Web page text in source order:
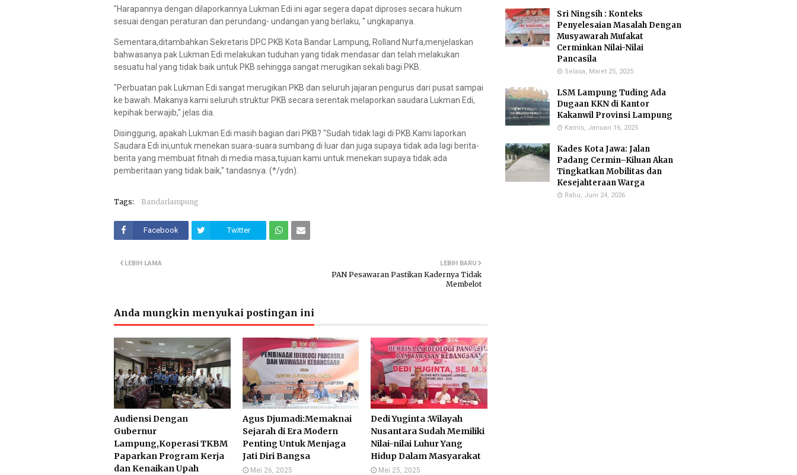
"Harapannya dengan dilaporkannya Lukman Edi ini agar segera dapat diproses secara hukum
sesuai dengan peraturan dan perundang- undangan yang berlaku, " ungkapanya.
Sementara,ditambahkan Sekretaris DPC PKB Kota Bandar Lampung, Rolland Nurfa,menjelaskan
bahwasanya pak Lukman Edi melakukan tuduhan yang tidak mendasar dan telah melakukan
sesuatu hal yang tidak baik untuk PKB sehingga sangat merugikan sekali bagi PKB.
"Perbuatan pak Lukman Edi sangat merugikan PKB dan seluruh jajaran pengurus dari pusat sampai
ke bawah. Makanya kami seluruh struktur PKB secara serentak melaporkan saudara Lukman Edi,
kepihak berwajib," jelas dia.
Disinggung, apakah Lukman Edi masih bagian dari PKB? "Sudah tidak lagi di PKB.Kami laporkan
Saudara Edi ini,untuk menekan suara-suara sumbang di luar dan juga supaya tidak ada lagi berita-
berita yang membuat fitnah di media masa,tujuan kami untuk menekan supaya tidak ada
pemberitaan yang tidak baik," tandasnya. (*/ydn).
Tags: Bandarlampung
Facebook Twitter
LEBIH BARU
PAN Pesawaran Pastikan Kadernya Tidak
Membelot
LEBIH LAMA
Anda mungkin menyukai postingan ini
Audiensi Dengan
Gubernur
Lampung,Koperasi TKBM
Paparkan Program Kerja
dan Kenaikan Upah
Agus Djumadi:Memaknai
Sejarah di Era Modern
Penting Untuk Menjaga
Jati Diri Bangsa
Mei 26, 2025
Dedi Yuginta :Wilayah
Nusantara Sudah Memiliki
Nilai-nilai Luhur Yang
Hidup Dalam Masyarakat
Mei 25, 2025
Sri Ningsih : Konteks
Penyelesaian Masalah Dengan
Musyawarah Mufakat
Cerminkan Nilai-Nilai
Pancasila
Selasa, Maret 25, 2025
LSM Lampung Tuding Ada
Dugaan KKN di Kantor
Kakanwil Provinsi Lampung
Kamis, Januari 16, 2025
Kades Kota Jawa: Jalan
Padang Cermin–Kiluan Akan
Tingkatkan Mobilitas dan
Kesejahteraan Warga
Rabu, Juni 24, 2026